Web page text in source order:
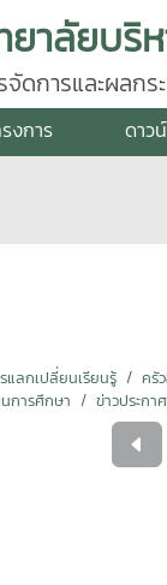
ยาลัยบ
ดการและผลกร
งการ ดาว
แลกเปลี่ยนเรียนรู้ ครั
การศึกษา ข่าวประกาศ